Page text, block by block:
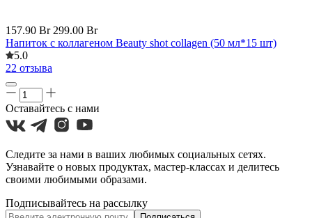
157.90 Br 299.00 Br
Напиток с коллагеном Beauty shot collagen (50 мл*15 шт)
5.0
22 отзыва
Оставайтесь с нами
Следите за нами в ваших любимых социальных сетях.
Узнавайте о новых продуктах, мастер-классах и делитесь
своими любимыми образами.
Подписывайтесь на рассылку